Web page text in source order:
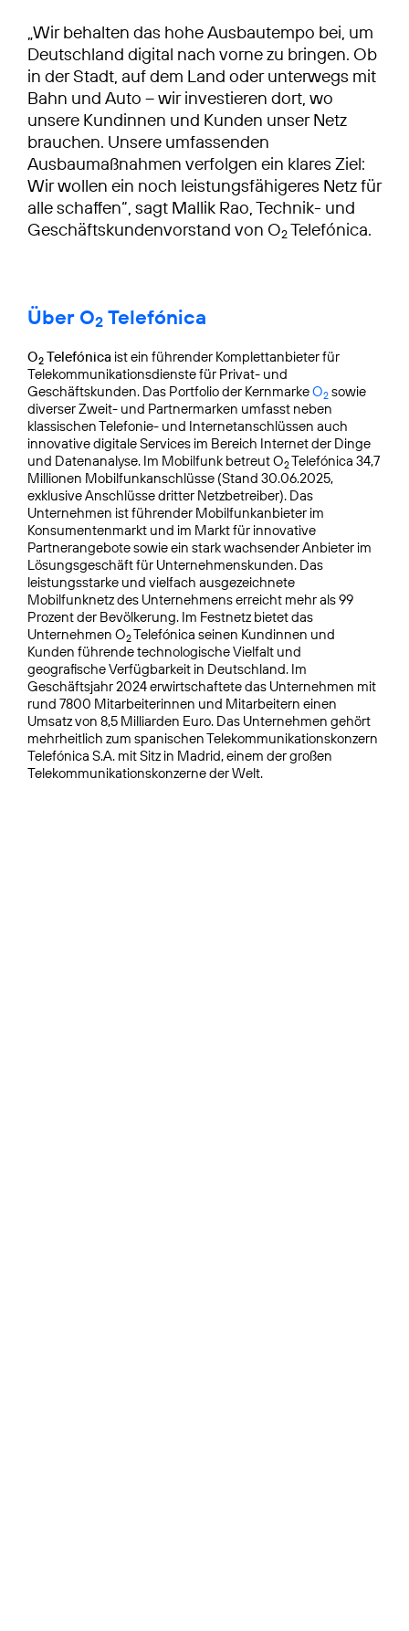
„Wir behalten das hohe Ausbautempo bei, um
Deutschland digital nach vorne zu bringen. Ob
in der Stadt, auf dem Land oder unterwegs mit
Bahn und Auto – wir investieren dort, wo
unsere Kundinnen und Kunden unser Netz
brauchen. Unsere umfassenden
Ausbaumaßnahmen verfolgen ein klares Ziel:
Wir wollen ein noch leistungsfähigeres Netz für
alle schaffen“, sagt Mallik Rao, Technik- und
Geschäftskundenvorstand von O2Telefónica.
Über O2 Telefónica
O2 Telefónica ist ein führender Komplettanbieter für
Telekommunikationsdienste für Privat- und
Geschäftskunden. Das Portfolio der KernmarkeO2 sowie
diverser Zweit- und Partnermarken umfasst neben
klassischen Telefonie- und Internetanschlüssen auch
innovative digitale Services im Bereich Internet der Dinge
und Datenanalyse. Im Mobilfunk betreut O2Telefónica 34,7
Millionen Mobilfunkanschlüsse (Stand 30.06.2025,
exklusive Anschlüsse dritter Netzbetreiber). Das
Unternehmen ist führender Mobilfunkanbieter im
Konsumentenmarkt und im Markt für innovative
Partnerangebote sowie ein stark wachsender Anbieter im
Lösungsgeschäft für Unternehmenskunden. Das
leistungsstarke und vielfach ausgezeichnete
Mobilfunknetz des Unternehmens erreicht mehr als 99
Prozent der Bevölkerung. Im Festnetz bietet das
Unternehmen O2Telefónica seinen Kundinnen und
Kunden führende technologische Vielfalt und
geografische Verfügbarkeit in Deutschland. Im
Geschäftsjahr 2024 erwirtschaftete das Unternehmen mit
rund 7800 Mitarbeiterinnen und Mitarbeitern einen
Umsatz von 8,5 Milliarden Euro. Das Unternehmen gehört
mehrheitlich zum spanischen Telekommunikationskonzern
Telefónica S.A. mit Sitz in Madrid, einem der großen
Telekommunikationskonzerne der Welt.